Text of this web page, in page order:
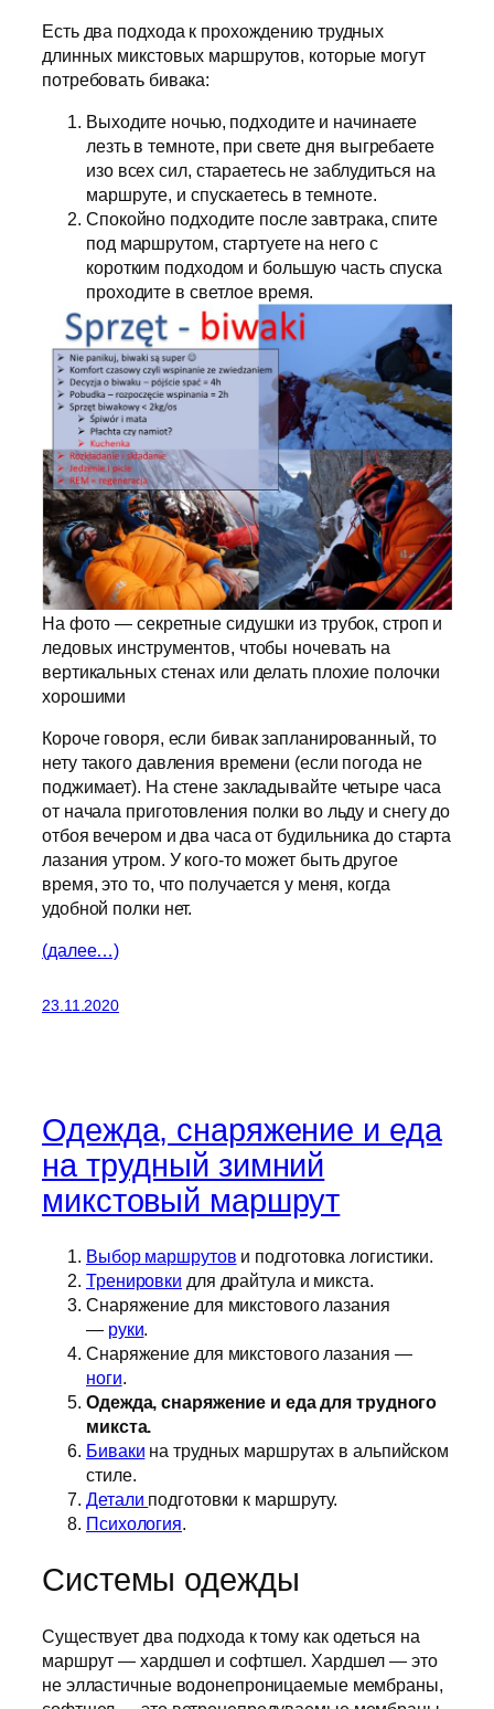
Есть два подхода к прохождению трудных
длинных микстовых маршрутов, которые могут
потребовать бивака:
Выходите ночью, подходите и начинаете
лезть в темноте, при свете дня выгребаете
изо всех сил, стараетесь не заблудиться на
маршруте, и спускаетесь в темноте.
Спокойно подходите после завтрака, спите
под маршрутом, стартуете на него с
коротким подходом и большую часть спуска
проходите в светлое время.
На фото — секретные сидушки из трубок, строп и
ледовых инструментов, чтобы ночевать на
вертикальных стенах или делать плохие полочки
хорошими
Короче говоря, если бивак запланированный, то
нету такого давления времени (если погода не
поджимает). На стене закладывайте четыре часа
от начала приготовления полки во льду и снегу до
отбоя вечером и два часа от будильника до старта
лазания утром. У кого-то может быть другое
время, это то, что получается у меня, когда
удобной полки нет.
(далее…)
23.11.2020
Одежда, снаряжение и еда
на трудный зимний
микстовый маршрут
Выбор маршрутов и подготовка логистики.
Тренировки для драйтула и микста.
Снаряжение для микстового лазания
— руки.
Снаряжение для микстового лазания —
ноги.
Одежда, снаряжение и еда для трудного
микста.
Биваки на трудных маршрутах в альпийском
стиле.
Детали подготовки к маршруту.
Психология.
Системы одежды
Существует два подхода к тому как одеться на
маршрут — хардшел и софтшел. Хардшел — это
не элластичные водонепроницаемые мембраны,